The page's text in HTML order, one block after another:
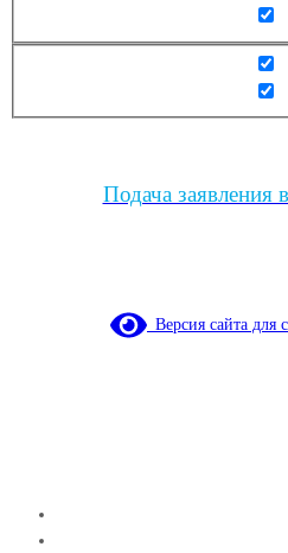
Подача заявления
Версия сайта для